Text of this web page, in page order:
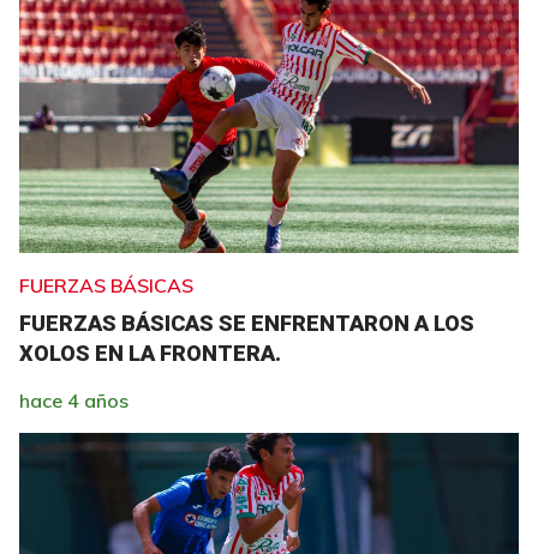
FUERZAS BÁSICAS
FUERZAS BÁSICAS SE ENFRENTARON A LOS
XOLOS EN LA FRONTERA.
hace 4 años